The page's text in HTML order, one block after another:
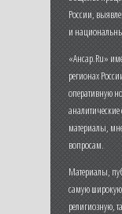
России,
и
«Ансар.Ru»
регионах
оперативную
материалы,
вопросам.
Материалы,
самую широкую
религиозную,